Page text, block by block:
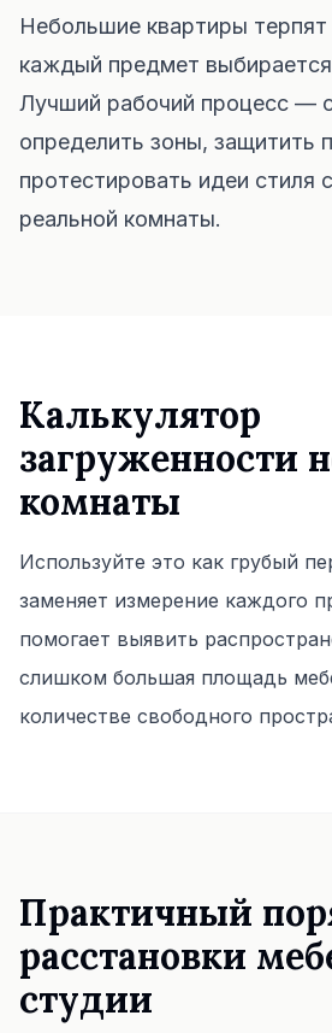
Проверка мебели по размеру
Проверьте проходы перед покупкой
Маленькие пространства
Галерея
Тарифы
Небольшие квартиры терпят
каждый предмет выбирается
Лучший рабочий процесс —
определить зоны, защитить
протестировать идеи стиля
реальной комнаты.
Калькулятор
загруженности
комнаты
Используйте это как грубый
заменяет измерение каждого
помогает выявить
слишком большая площадь
количестве свободного
Практичный
расстановки
студии